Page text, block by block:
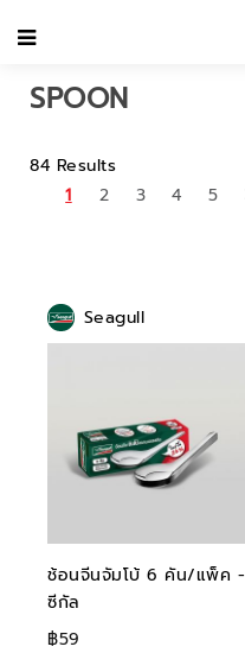
Home
SPOON
84 Results
1
2 3 4 5
Seagull
ช้อนจีนจัมโบ้ 6 คัน/แพ็ค -
ซีกัล
฿59